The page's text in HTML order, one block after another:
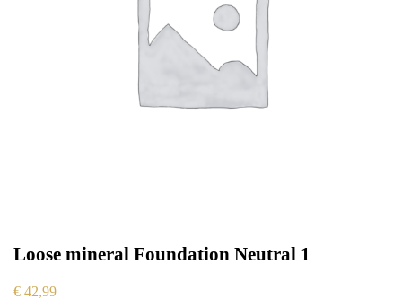
Loose mineral Foundation Neutral 1
€ 42,99